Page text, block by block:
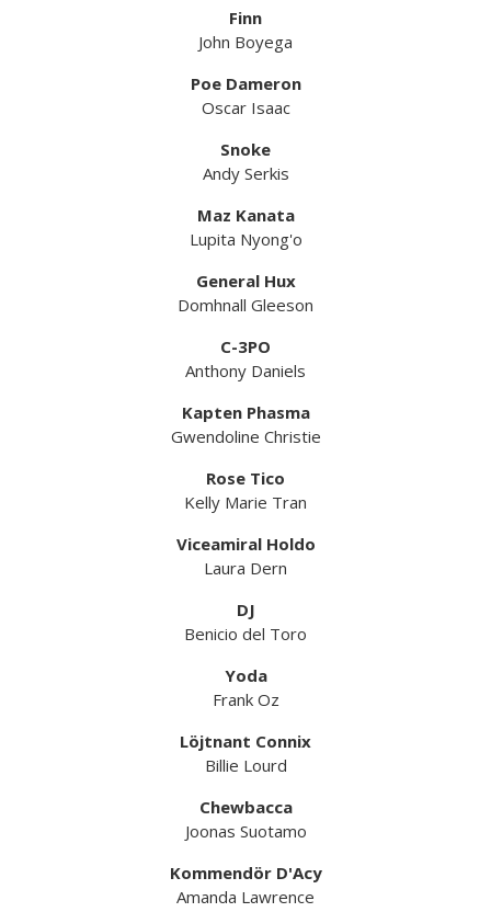
Finn
John Boyega
Poe Dameron
Oscar Isaac
Snoke
Andy Serkis
Maz Kanata
Lupita Nyong'o
General Hux
Domhnall Gleeson
C-3PO
Anthony Daniels
Kapten Phasma
Gwendoline Christie
Rose Tico
Kelly Marie Tran
Viceamiral Holdo
Laura Dern
DJ
Benicio del Toro
Yoda
Frank Oz
Löjtnant Connix
Billie Lourd
Chewbacca
Joonas Suotamo
Kommendör D'Acy
Amanda Lawrence